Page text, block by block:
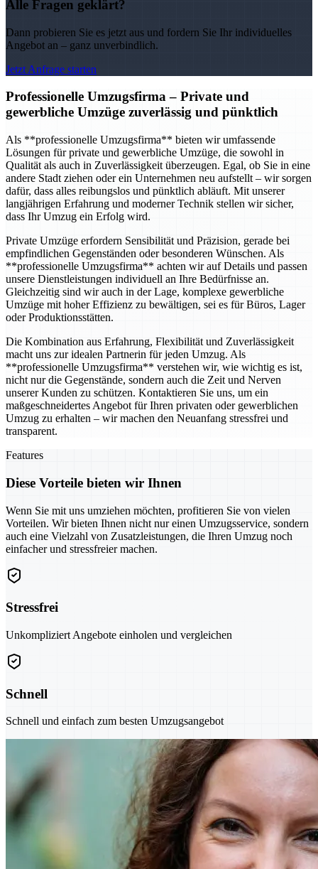
Alle Fragen geklärt?
Dann probieren Sie es jetzt aus und fordern Sie Ihr individuelles
Angebot an – ganz unverbindlich.
Jetzt Anfrage starten
Professionelle Umzugsfirma– Private und
gewerbliche Umzüge zuverlässig und pünktlich
Als **professionelle Umzugsfirma** bieten wir umfassende
Lösungen für private und gewerbliche Umzüge, die sowohl in
Qualität als auch in Zuverlässigkeit überzeugen. Egal, ob Sie in eine
andere Stadt ziehen oder ein Unternehmen neu aufstellt – wir sorgen
dafür, dass alles reibungslos und pünktlich abläuft. Mit unserer
langjährigen Erfahrung und moderner Technik stellen wir sicher,
dass Ihr Umzug ein Erfolg wird.
Private Umzüge erfordern Sensibilität und Präzision, gerade bei
empfindlichen Gegenständen oder besonderen Wünschen. Als
**professionelle Umzugsfirma** achten wir auf Details und passen
unsere Dienstleistungen individuell an Ihre Bedürfnisse an.
Gleichzeitig sind wir auch in der Lage, komplexe gewerbliche
Umzüge mit hoher Effizienz zu bewältigen, sei es für Büros, Lager
oder Produktionsstätten.
Die Kombination aus Erfahrung, Flexibilität und Zuverlässigkeit
macht uns zur idealen Partnerin für jeden Umzug. Als
**professionelle Umzugsfirma** verstehen wir, wie wichtig es ist,
nicht nur die Gegenstände, sondern auch die Zeit und Nerven
unserer Kunden zu schützen. Kontaktieren Sie uns, um ein
maßgeschneidertes Angebot für Ihren privaten oder gewerblichen
Umzug zu erhalten – wir machen den Neuanfang stressfrei und
transparent.
Features
Diese Vorteile bieten wir Ihnen
Wenn Sie mit uns umziehen möchten, profitieren Sie von vielen
Vorteilen. Wir bieten Ihnen nicht nur einen Umzugsservice, sondern
auch eine Vielzahl von Zusatzleistungen, die Ihren Umzug noch
einfacher und stressfreier machen.
Stressfrei
Unkompliziert Angebote einholen und vergleichen
Schnell
Schnell und einfach zum besten Umzugsangebot